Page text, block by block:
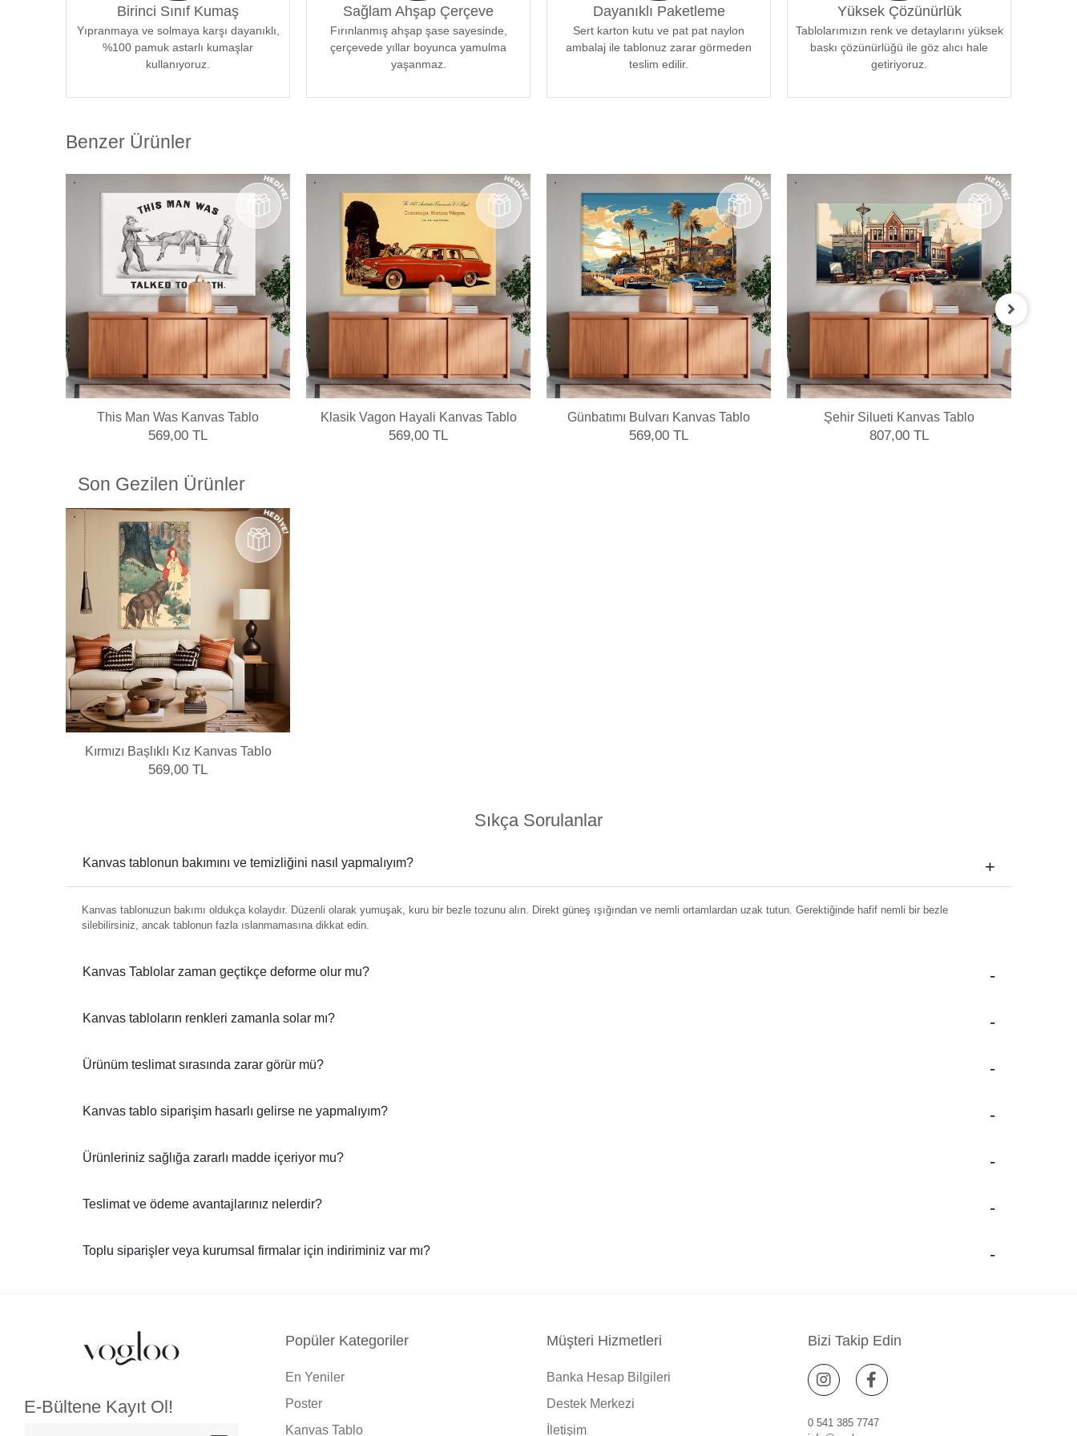
eserleriniz odanızın atmosferine mükemmel bir şekilde uyum sağlar. Her bir tablomuz,
sanatseverlere özel bir estetik deneyim sunmak için özenle tasarlanmıştır.
Birinci Sınıf Kumaş
Yıpranmaya ve solmaya karşı dayanıklı,
%100 pamuk astarlı kumaşlar
kullanıyoruz.
Sağlam Ahşap Çerçeve
Fırınlanmış ahşap şase sayesinde,
çerçevede yıllar boyunca yamulma
yaşanmaz.
Dayanıklı Paketleme
Sert karton kutu ve pat pat naylon
ambalaj ile tablonuz zarar görmeden
teslim edilir.
Yüksek Çözünürlük
Tablolarımızın renk ve detaylarını yüksek
baskı çözünürlüğü ile göz alıcı hale
getiriyoruz.
Benzer Ürünler
This Man Was Kanvas Tablo
569,00 TL
Klasik Vagon Hayali Kanvas Tablo
569,00 TL
Günbatımı Bulvarı Kanvas Tablo
569,00 TL
Şehir Silueti Kanvas Tablo
807,00 TL
Son Gezilen Ürünler
Kırmızı Başlıklı Kız Kanvas Tablo
569,00 TL
Sıkça Sorulanlar
Kanvas tablonun bakımını ve temizliğini nasıl yapmalıyım?
Kanvas tablonuzun bakımı oldukça kolaydır. Düzenli olarak yumuşak, kuru bir bezle tozunu alın. Direkt güneş ışığından ve nemli ortamlardan uzak tutun. Gerektiğinde hafif nemli bir bezle
silebilirsiniz, ancak tablonun fazla ıslanmamasına dikkat edin.
Kanvas Tablolar zaman geçtikçe deforme olur mu?
Kanvas tabloların renkleri zamanla solar mı?
Ürünüm teslimat sırasında zarar görür mü?
Kanvas tablo siparişim hasarlı gelirse ne yapmalıyım?
Ürünleriniz sağlığa zararlı madde içeriyor mu?
Teslimat ve ödeme avantajlarınız nelerdir?
Toplu siparişler veya kurumsal firmalar için indiriminiz var mı?
E-Bültene Kayıt Ol!
Popüler Kategoriler
En Yeniler
Poster
Kanvas Tablo
Müşteri Hizmetleri
Banka Hesap Bilgileri
Destek Merkezi
İletişim
Bizi Takip Edin
0 541 385 7747